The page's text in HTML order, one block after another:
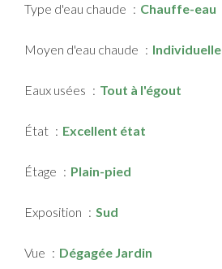
Type d'eau chaude Chauffe-eau
Moyen d'eau chaude Individuelle
Eaux usées Tout à l'égout
État Excellent état
Étage Plain-pied
Exposition Sud
Vue Dégagée Jardin